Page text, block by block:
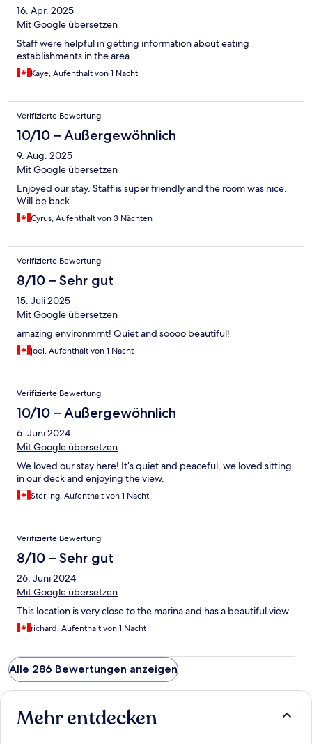
16. Apr. 2025
Mit Google übersetzen
Staff were helpful in getting information about eating
establishments in the area.
Kaye, Aufenthalt von 1 Nacht
Verifizierte Bewertung
10/10 – Außergewöhnlich
9. Aug. 2025
Mit Google übersetzen
Enjoyed our stay. Staff is super friendly and the room was nice.
Will be back
Cyrus, Aufenthalt von 3 Nächten
Verifizierte Bewertung
8/10 – Sehr gut
15. Juli 2025
Mit Google übersetzen
amazing environmrnt! Quiet and soooo beautiful!
joel, Aufenthalt von 1 Nacht
Verifizierte Bewertung
10/10 – Außergewöhnlich
6. Juni 2024
Mit Google übersetzen
We loved our stay here! It’s quiet and peaceful, we loved sitting
in our deck and enjoying the view.
Sterling, Aufenthalt von 1 Nacht
Verifizierte Bewertung
8/10 – Sehr gut
26. Juni 2024
Mit Google übersetzen
This location is very close to the marina and has a beautiful view.
richard, Aufenthalt von 1 Nacht
Alle 286 Bewertungen anzeigen
Mehr entdecken